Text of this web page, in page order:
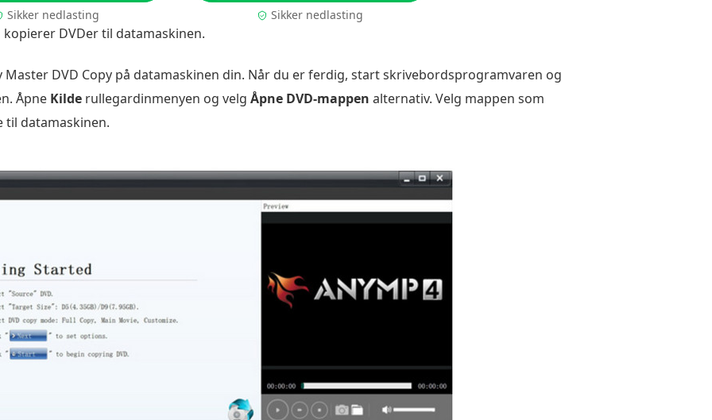
Sikker nedlasting Sikker nedlasting
DVDer til datamaskinen.
Master DVD Copy på datamaskinen din. Når du er ferdig, start skrivebordsprogramvaren og
Åpne Kilde rullegardinmenyen og velg Åpne DVD-mappen alternativ. Velg mappen som
til datamaskinen.